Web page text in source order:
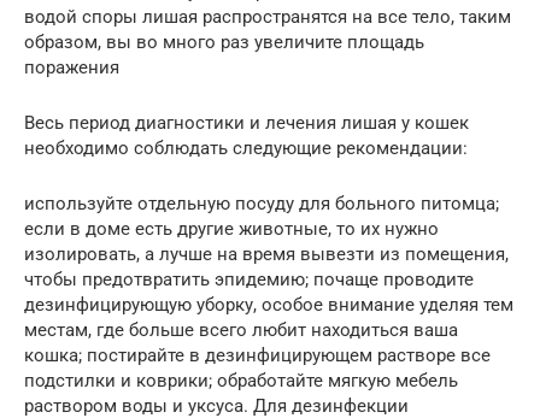
водой споры лишая распространятся на все тело, таким
образом, вы во много раз увеличите площадь
поражения
Весь период диагностики и лечения лишая у кошек
необходимо соблюдать следующие рекомендации:
используйте отдельную посуду для больного питомца;
если в доме есть другие животные, то их нужно
изолировать, а лучше на время вывезти из помещения,
чтобы предотвратить эпидемию; почаще проводите
дезинфицирующую уборку, особое внимание уделяя тем
местам, где больше всего любит находиться ваша
кошка; постирайте в дезинфицирующем растворе все
подстилки и коврики; обработайте мягкую мебель
раствором воды и уксуса. Для дезинфекции